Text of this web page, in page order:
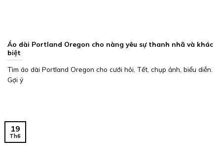
Áo dài Portland Oregon cho nàng yêu sự thanh nhã và khác
biệt
Tìm áo dài Portland Oregon cho cưới hỏi, Tết, chụp ảnh, biểu diễn.
Gợi ý
19
Th6